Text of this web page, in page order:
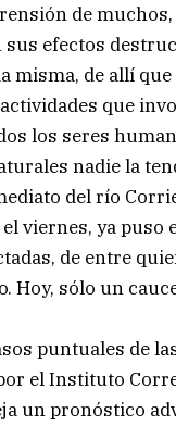
de
sus efectos
misma, de allí
que
los seres
nadie la
del río
el viernes, ya
de entre
Hoy, sólo un
puntuales de
el Instituto
un pronóstico